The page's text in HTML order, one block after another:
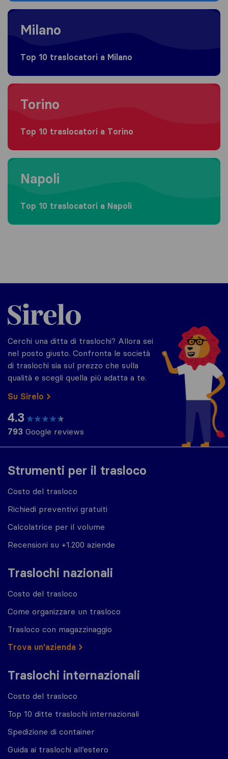
Moving to Milano
Milano
Top 10 traslocatori a Milano
Moving to Torino
Torino
Top 10 traslocatori a Torino
Moving to Napoli
Napoli
Top 10 traslocatori a Napoli
Strumenti per il trasloco
Costo del trasloco
Richiedi preventivi gratuiti
Calcolatrice per il volume
Recensioni su +1.200 aziende
Traslochi nazionali
Costo del trasloco
Come organizzare un trasloco
Trasloco con magazzinaggio
Trova un'azienda
Traslochi internazionali
Costo del trasloco
Top 10 ditte traslochi internazionali
Spedizione di container
Guida ai traslochi all’estero
Sirelo.it
Cerchi una ditta di traslochi? Allora sei
nel posto giusto. Confronta le società
di traslochi sia sul prezzo che sulla
qualità e scegli quella più adatta a te.
Su Sirelo
4.3
793 Google reviews